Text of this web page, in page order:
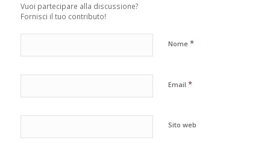
Vuoi partecipare alla discussione?
Fornisci il tuo contributo!
Nome *
Email *
Sito web